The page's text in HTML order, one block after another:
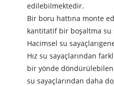
edilebilmektedir.
Bir boru hattına monte
kantitatif bir boşaltma su
Hacimsel su sayaçları
Hız su sayaçlarından
bir yönde döndürülebilen
su sayaçlarından daha